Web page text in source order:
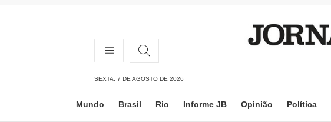
SEXTA, 7 DE AGOSTO DE 2026
Mundo Brasil Rio Informe JB Opinião Política